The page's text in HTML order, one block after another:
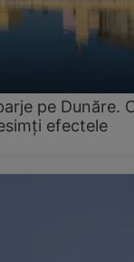
pe Dunăre.
efectele